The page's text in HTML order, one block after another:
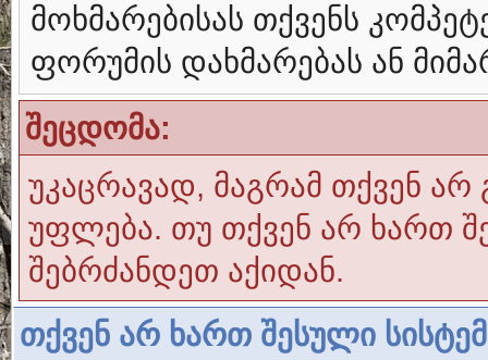
მოხმარებისას თქვენს
ფორუმის დახმარებას ან
შეცდომა:
უკაცრავად, მაგრამ თქვენ არ
უფლება. თუ თქვენ არ ხართ
შებრძანდეთ აქიდან.
თქვენ არ ხართ შესული